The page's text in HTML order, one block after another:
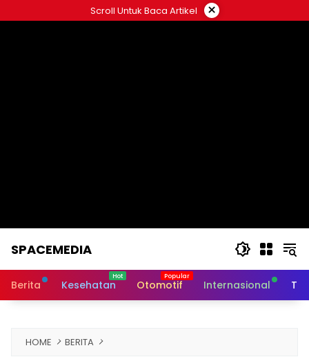
to
Scroll Untuk Baca Artikel ×
SPACEMEDIA
Berita Kesehatan Otomotif Internasional
HOME BERITA